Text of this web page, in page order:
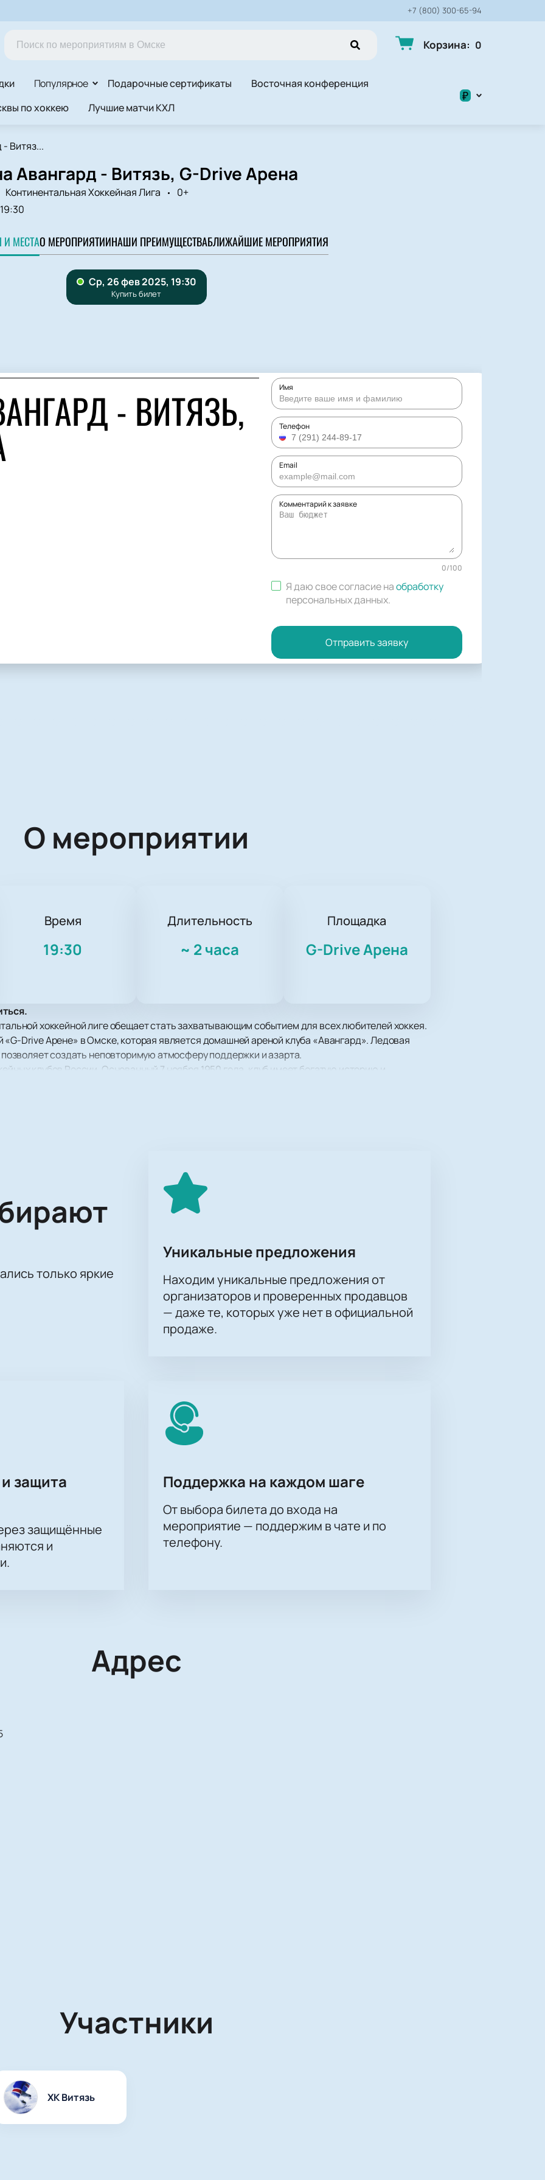
+7 (800) 300-65-94
Корзина: 0
Популярное Подарочные сертификаты
Восточная конференция
по хоккею Лучшие матчи КХЛ
₽
Витяз...
Авангард - Витязь, G-Drive Арена
Континентальная Хоккейная Лига
0+
19:30
МЕСТАО МЕРОПРИЯТИИНАШИ ПРЕИМУЩЕСТВАБЛИЖАЙШИЕ МЕРОПРИЯТИЯ
- ВИТЯЗЬ, Имя
Телефон
Email
Комментарий к заявке
0/100
Я даю свое согласие наобработку
персональных данных.
Отправить заявку
О мероприятии
Время
19:30
Длительность
~ 2 часа
Площадка
G-Drive Арена
хоккейной лиге обещает стать захватывающим событием для всех любителей хоккея.
«G-Drive Арене» в Омске, которая является домашней ареной клуба «Авангард». Ледовая
позволяет создать неповторимую атмосферу поддержки и азарта.
клубов России. Основанный 7 ноября 1950 года, клуб имеет богатую историю и
чемпионом России 2004 и 2021 годов, а также обладателем Кубка Гагарина 2021
Купить билетына нашем сайте — это удобный способ обеспечить
свою любимую команду. Насладитесь игрой лучших хоккеистов и атмосферой настоящего
на нашем сайте можно уже сейчас, чтобы не пропустить ни минуты этого захватывающего
только яркие
Уникальные предложения
Находим уникальные предложения от
организаторов и проверенных продавцов
— даже те, которых уже нет в официальной
продаже.
защита
защищённые
и
Поддержка на каждом шаге
От выбора билета до входа на
мероприятие — поддержим в чате и по
телефону.
Адрес
Участники
ХК Витязь